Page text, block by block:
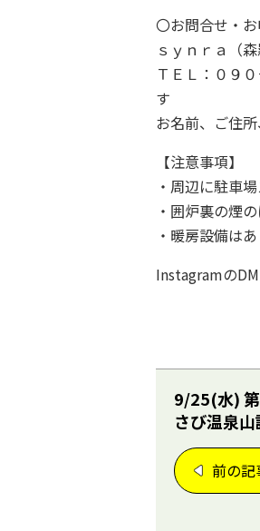
〇お問合せ・
ｓｙｎｒａ（
ＴＥＬ：０９
す
お名前、ご住
【注意事項】
・周辺に駐車
・囲炉裏の煙
・暖房設備は
Instagramの
9/25(水)
さび温泉
前の記